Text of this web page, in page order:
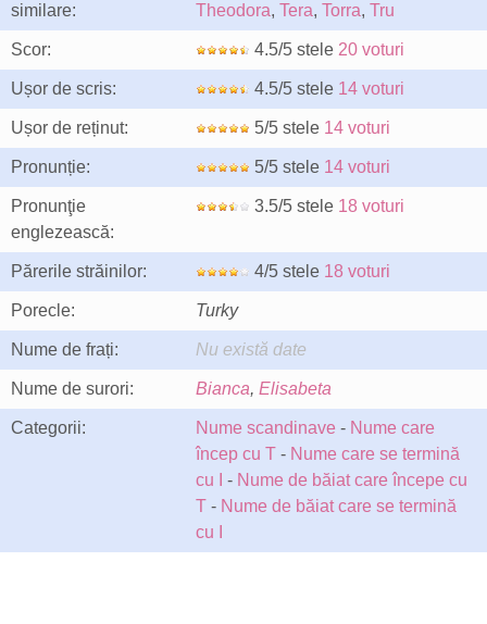
similare:
Theodora, Tera, Torra, Tru
Scor: 4.5/5 stele 20 voturi
Ușor de scris: 4.5/5 stele 14 voturi
Ușor de reținut: 5/5 stele 14 voturi
Pronunție: 5/5 stele 14 voturi
Pronunţie
englezească:
3.5/5 stele 18 voturi
Părerile străinilor: 4/5 stele 18 voturi
Porecle: Turky
Nume de frați: Nu există date
Nume de surori: Bianca, Elisabeta
Categorii: Nume scandinave - Nume care
încep cu T - Nume care se termină
cu I
- Nume de băiat care începe cu
T - Nume de băiat care se termină
cu I